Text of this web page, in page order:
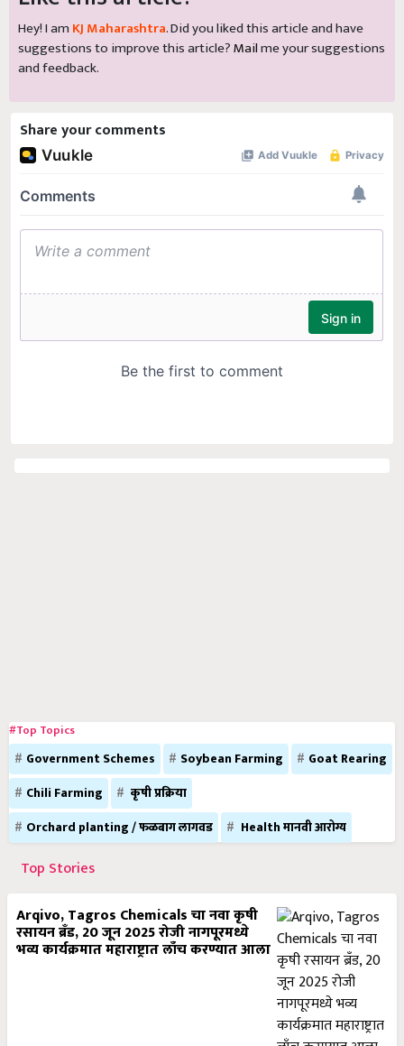
Hey! I am KJ Maharashtra. Did you liked this article and have
suggestions to improve this article?Mailme your suggestions
and feedback.
Share your comments
#Top Topics
Government Schemes Soybean Farming
Goat Rearing
Chili Farming
कृषी प्रक्रिया
Orchard planting / फळबाग लागवड
Health मानवी आरोग्य
Top Stories
Arqivo, Tagros Chemicals चा नवा कृषी
रसायन ब्रँड, 20 जून 2025 रोजी नागपूरमध्ये
भव्य कार्यक्रमात महाराष्ट्रात लाँच करण्यात आला